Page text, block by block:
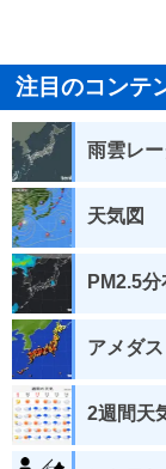
注目のコンテ
雨雲レ
天気図
PM2.5分
アメダス
2週間天